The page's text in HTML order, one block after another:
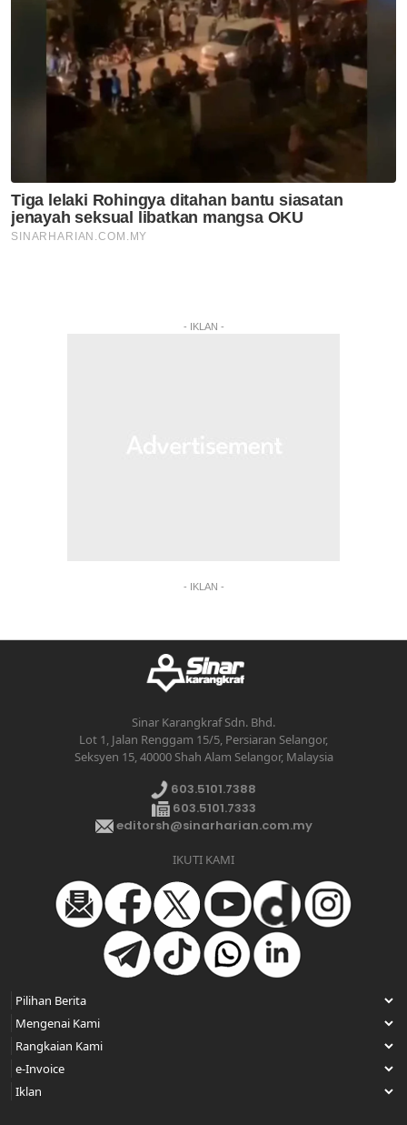
- IKLAN -
- IKLAN -
Sinar Karangkraf Sdn. Bhd.
Lot 1, Jalan Renggam 15/5, Persiaran Selangor,
Seksyen 15, 40000 Shah Alam Selangor, Malaysia
603.5101.7388
603.5101.7333
editorsh@sinarharian.com.my
IKUTI KAMI